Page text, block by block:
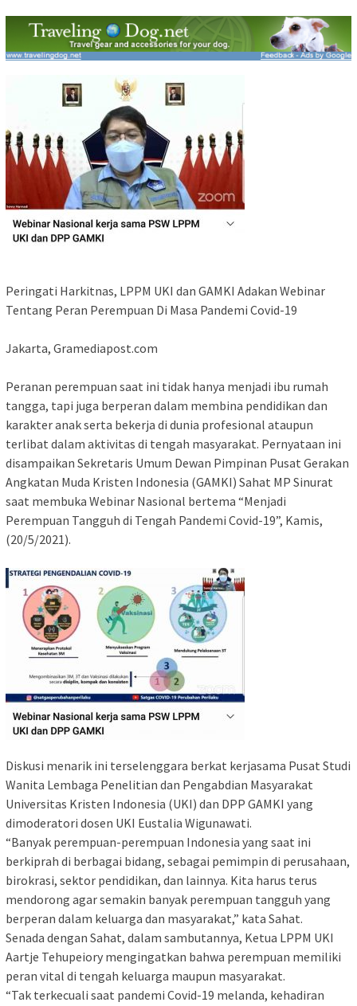
Peringati Harkitnas, LPPM UKI dan GAMKI Adakan Webinar
Tentang Peran Perempuan Di Masa Pandemi Covid-19
Jakarta, Gramediapost.com
Peranan perempuan saat ini tidak hanya menjadi ibu rumah
tangga, tapi juga berperan dalam membina pendidikan dan
karakter anak serta bekerja di dunia profesional ataupun
terlibat dalam aktivitas di tengah masyarakat. Pernyataan ini
disampaikan Sekretaris Umum Dewan Pimpinan Pusat Gerakan
Angkatan Muda Kristen Indonesia (GAMKI) Sahat MP Sinurat
saat membuka Webinar Nasional bertema “Menjadi
Perempuan Tangguh di Tengah Pandemi Covid-19”, Kamis,
(20/5/2021).
Diskusi menarik ini terselenggara berkat kerjasama Pusat Studi
Wanita Lembaga Penelitian dan Pengabdian Masyarakat
Universitas Kristen Indonesia (UKI) dan DPP GAMKI yang
dimoderatori dosen UKI Eustalia Wigunawati.
“Banyak perempuan-perempuan Indonesia yang saat ini
berkiprah di berbagai bidang, sebagai pemimpin di perusahaan,
birokrasi, sektor pendidikan, dan lainnya. Kita harus terus
mendorong agar semakin banyak perempuan tangguh yang
berperan dalam keluarga dan masyarakat,” kata Sahat.
Senada dengan Sahat, dalam sambutannya, Ketua LPPM UKI
Aartje Tehupeiory mengingatkan bahwa perempuan memiliki
peran vital di tengah keluarga maupun masyarakat.
“Tak terkecuali saat pandemi Covid-19 melanda, kehadiran